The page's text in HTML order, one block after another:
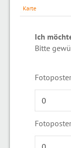
Karte
Ich
Bitte